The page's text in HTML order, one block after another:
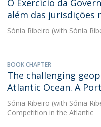
O Exercício da
além das jurisdições
Sónia Ribeiro (with Sónia
BOOK CHAPTER
The challenging
Atlantic Ocean. A
Sónia Ribeiro (with Sónia
Competition in the Atlantic